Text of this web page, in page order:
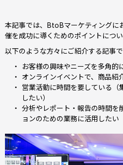
本記事では、BtoBマーケティングに
催を成功に導くためのポイントについ
以下のような方々にご紹介する記事で
お客様の興味やニーズを多角的
オンラインイベントで、商品紹
営業活動に時間を要している
したい）
分析やレポート・報告の時間を
ョンのための業務に活用したい